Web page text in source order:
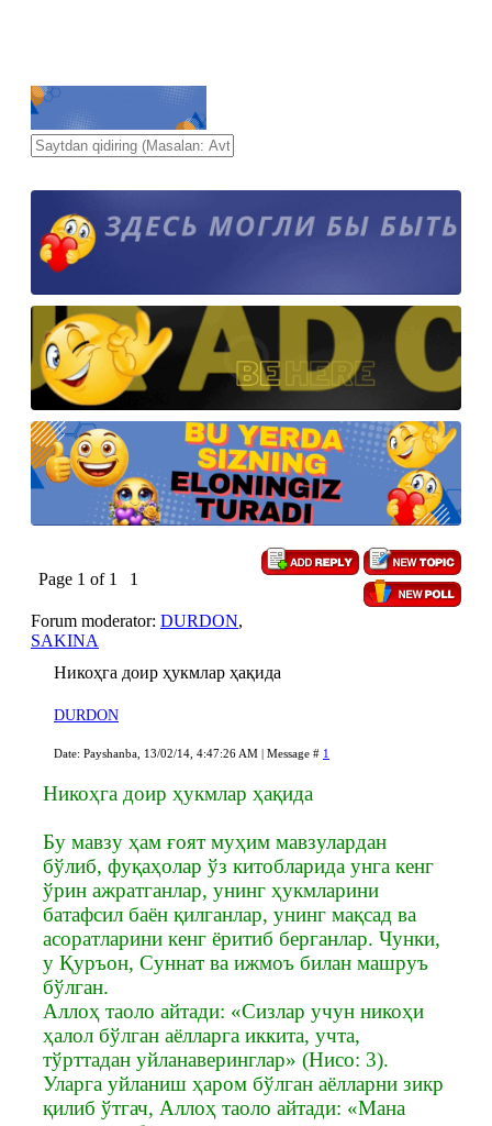
Page 1 of 1 1
Forum moderator: DURDON,
SAKINA
Никоҳга доир ҳукмлар ҳақида
DURDON
Date: Payshanba, 13/02/14, 4:47:26 AM | Message # 1
Никоҳга доир ҳукмлар ҳақида
Бу мавзу ҳам ғоят муҳим мавзулардан
бўлиб, фуқаҳолар ўз китобларида унга кенг
ўрин ажратганлар, унинг ҳукмларини
батафсил баён қилганлар, унинг мақсад ва
асоратларини кенг ёритиб берганлар. Чунки,
у Қуръон, Суннат ва ижмоъ билан машруъ
бўлган.
Аллоҳ таоло айтади: «Сизлар учун никоҳи
ҳалол бўлган аёлларга иккита, учта,
тўрттадан уйланаверинглар» (Нисо: 3).
Уларга уйланиш ҳаром бўлган аёлларни зикр
қилиб ўтгач, Аллоҳ таоло айтади: «Мана